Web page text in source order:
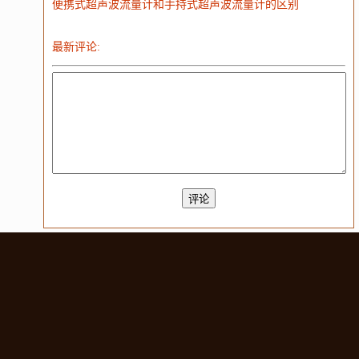
便携式超声波流量计和手持式超声波流量计的区别
最新评论: